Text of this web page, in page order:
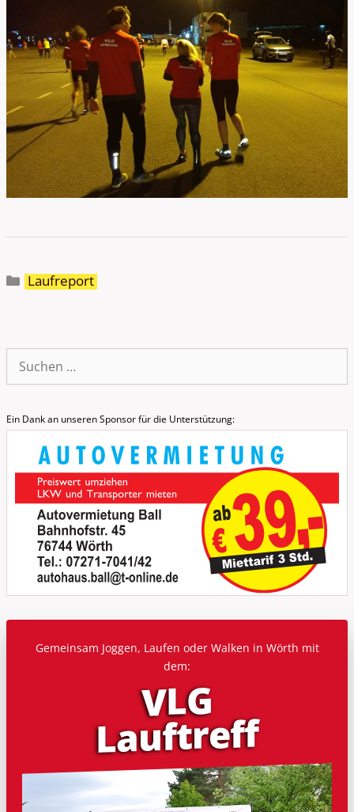
Kategorien
Laufreport
Suche
nach:
Ein Dank an unseren Sponsor für die Unterstützung:
Gemeinsam Joggen, Laufen oder Walken in Wörth mit
dem:
VLG
Lauf­treff